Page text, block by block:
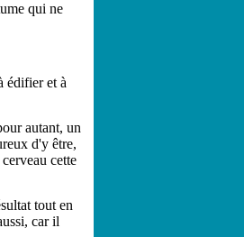
qui ne
édifier et à
autant, un
d'y être,
cette
tout en
car il